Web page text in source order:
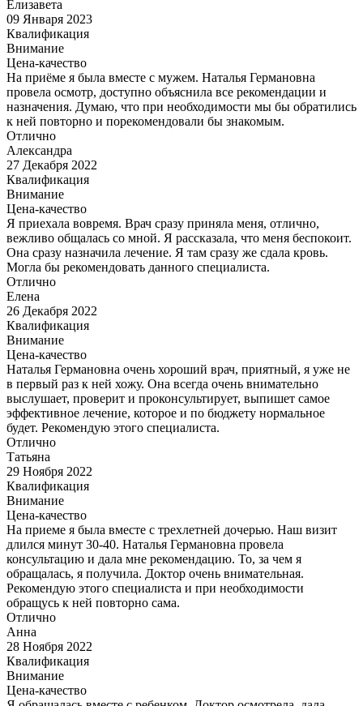
Елизавета
09 Января 2023
Квалификация
Внимание
Цена-качество
На приёме я была вместе с мужем. Наталья Германовна
провела осмотр, доступно объяснила все рекомендации и
назначения. Думаю, что при необходимости мы бы обратились
к ней повторно и порекомендовали бы знакомым.
Отлично
Александра
27 Декабря 2022
Квалификация
Внимание
Цена-качество
Я приехала вовремя. Врач сразу приняла меня, отлично,
вежливо общалась со мной. Я рассказала, что меня беспокоит.
Она сразу назначила лечение. Я там сразу же сдала кровь.
Могла бы рекомендовать данного специалиста.
Отлично
Елена
26 Декабря 2022
Квалификация
Внимание
Цена-качество
Наталья Германовна очень хороший врач, приятный, я уже не
в первый раз к ней хожу. Она всегда очень внимательно
выслушает, проверит и проконсультирует, выпишет самое
эффективное лечение, которое и по бюджету нормальное
будет. Рекомендую этого специалиста.
Отлично
Татьяна
29 Ноября 2022
Квалификация
Внимание
Цена-качество
На приеме я была вместе с трехлетней дочерью. Наш визит
длился минут 30-40. Наталья Германовна провела
консультацию и дала мне рекомендацию. То, за чем я
обращалась, я получила. Доктор очень внимательная.
Рекомендую этого специалиста и при необходимости
обращусь к ней повторно сама.
Отлично
Анна
28 Ноября 2022
Квалификация
Внимание
Цена-качество